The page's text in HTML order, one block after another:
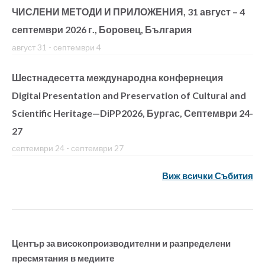
ЧИСЛЕНИ МЕТОДИ И ПРИЛОЖЕНИЯ, 31 август – 4
септември 2026 г., Боровец, България
август 31 - септември 4
Шестнадесетта международна конфернеция
Digital Presentation and Preservation of Cultural and
Scientific Heritage—DiPP2026, Бургас, Септември 24-
27
септември 24 - септември 27
Виж всички Събития
Център за високопроизводителни и разпределени
пресмятания в медиите